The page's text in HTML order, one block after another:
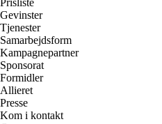
Prisliste
Gevinster
Tjenester
Samarbejdsform
Kampagnepartner
Sponsorat
Formidler
Allieret
Presse
Kom i kontakt